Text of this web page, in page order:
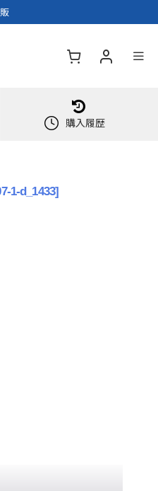
購入履歴
1-d_1433]